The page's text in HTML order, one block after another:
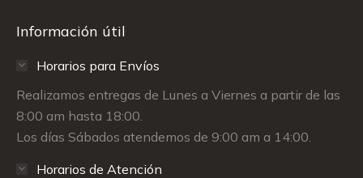
Información útil
Horarios para Envíos
Realizamos entregas de Lunes a Viernes a partir de las
8:00 am hasta 18:00.
Los días Sábados atendemos de 9:00 am a 14:00.
Horarios de Atención